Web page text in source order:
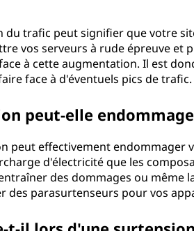
du trafic peut signifier que votre
vos serveurs à rude épreuve et
à cette augmentation. Il est
face à d'éventuels pics de trafic.
peut-elle
peut effectivement endommager
d'électricité que les
des dommages ou même
des parasurtenseurs pour vos